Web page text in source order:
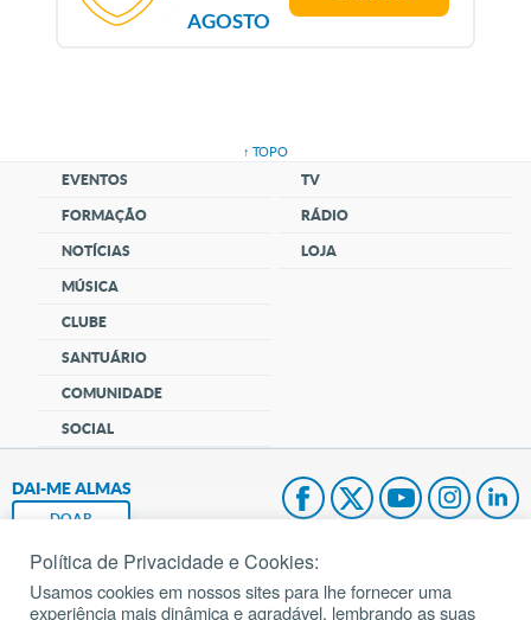
AGOSTO
↑ TOPO
EVENTOS
FORMAÇÃO
NOTÍCIAS
MÚSICA
CLUBE
SANTUÁRIO
COMUNIDADE
SOCIAL
TV
RÁDIO
LOJA
DAI-ME ALMAS
DOAR
Fundação João Paulo II
Política de Privacidade e Cookies:
Usamos cookies em nossos sites para lhe fornecer uma
experiência mais dinâmica e agradável, lembrando as suas